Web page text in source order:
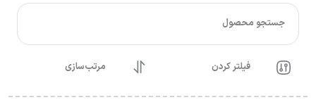
جستجو محصول
فیلتر کردن مرتب‌سازی